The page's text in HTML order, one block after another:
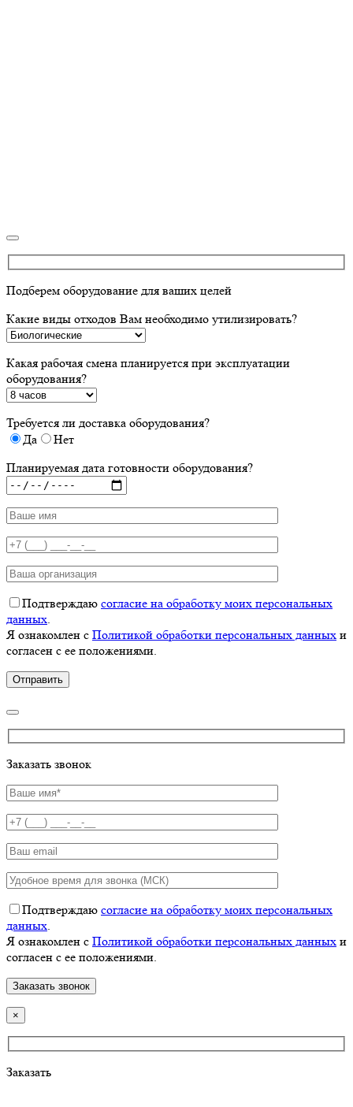
Подберем оборудование для ваших целей
Какие виды отходов Вам необходимо утилизировать?
Какая рабочая смена планируется при эксплуатации
оборудования?
Требуется ли доставка оборудования?
Да
Нет
Планируемая дата готовности оборудования?
Подтверждаю согласие на обработку моих персональных
данных
Я ознакомлен с Политикой обработки персональных данных и
согласен с ее положениями.
Заказать звонок
Подтверждаю согласие на обработку моих персональных
данных.
Я ознакомлен с Политикой обработки персональных данных и
согласен с ее положениями.
×
Заказать